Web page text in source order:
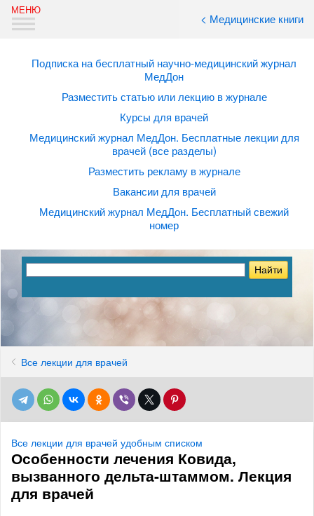
< Медицинские книги
Подписка на бесплатный научно-медицинский журнал
МедДон
Разместить статью или лекцию в журнале
Курсы для врачей
Медицинский журнал МедДон. Бесплатные лекции для
врачей (все разделы)
Разместить рекламу в журнале
Вакансии для врачей
Медицинский журнал МедДон. Бесплатный свежий
номер
Все лекции для врачей
Все лекции для врачей удобным списком
Особенности лечения Ковида,
вызванного дельта-штаммом. Лекция
для врачей